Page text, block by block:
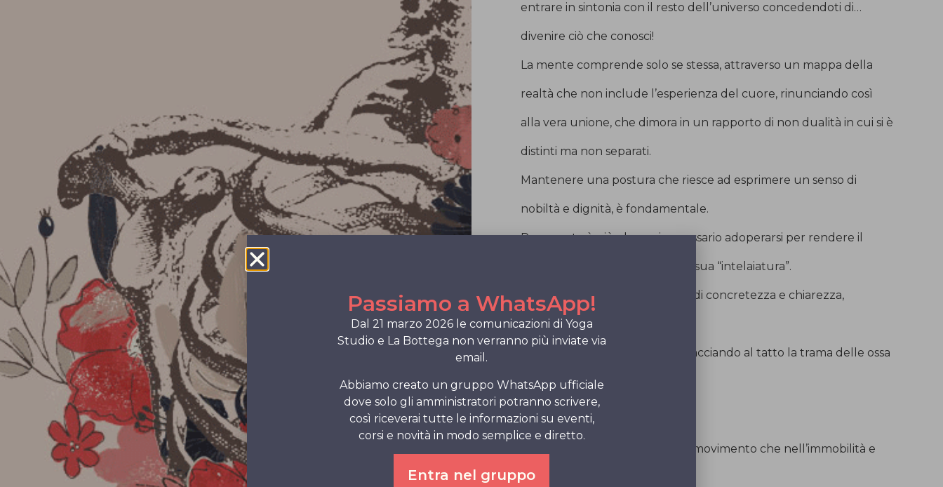
entrare in sintonia con il resto dell’universo concedendoti di…
divenire ciò che conosci!
La mente comprende solo se stessa, attraverso un mappa della
realtà che non include l’esperienza del cuore, rinunciando così
alla vera unione, che dimora in un rapporto di non dualità in cui si è
distinti ma non separati.
Mantenere una postura che riesce ad esprimere un senso di
nobiltà e dignità, è fondamentale.
Per questo è più che mai necessario adoperarsi per rendere il
corpo elastico e meditare sulla sua “intelaiatura”.
Essa è il fondamento… simbolo di concretezza e chiarezza,
rappresenta l’essenza.
Medita allora sullo scheletro tracciando al tatto la trama delle ossa
che lo compongono.
Visualizzalo dall’interno sia nel movimento che nell’immobilità e
ripeti la parola
Passiamo a WhatsApp!
Dal 21 marzo 2026 le comunicazioni di Yoga
Studio e La Bottega non verranno più inviate via
email.
Abbiamo creato un gruppo WhatsApp ufficiale
dove solo gli amministratori potranno scrivere,
così riceverai tutte le informazioni su eventi,
corsi e novità in modo semplice e diretto.
Entra nel gruppo